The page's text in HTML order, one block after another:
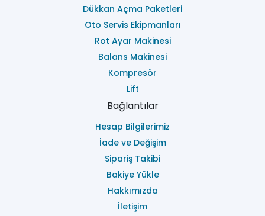
Dükkan Açma Paketleri
Oto Servis Ekipmanları
Rot Ayar Makinesi
Balans Makinesi
Kompresör
Lift
Bağlantılar
Hesap Bilgilerimiz
İade ve Değişim
Sipariş Takibi
Bakiye Yükle
Hakkımızda
İletişim